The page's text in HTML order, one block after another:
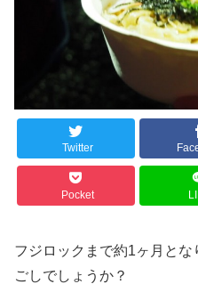
Twitter
Pocket
フジロックまで約1ヶ月と
ごしでしょうか？